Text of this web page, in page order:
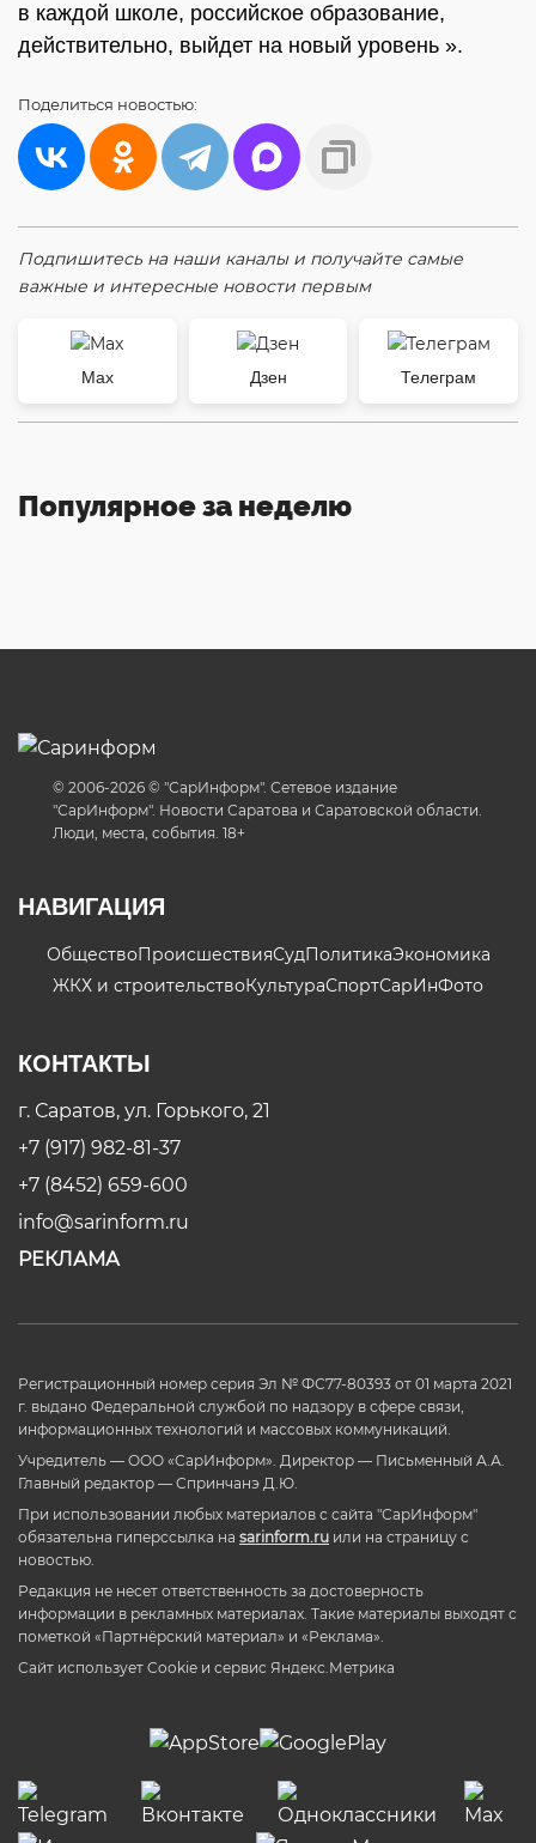
в каждой школе, российское образование,
действительно, выйдет на новый уровень ».
Поделиться новостью:
Подпишитесь на наши каналы и получайте самые
важные и интересные новости первым
Max Дзен Телеграм
Популярное за неделю
© 2006-2026 © "СарИнформ". Сетевое издание
"СарИнформ". Новости Саратова и Саратовской области.
Люди, места, события. 18+
НАВИГАЦИЯ
ОбществоПроисшествияСудПолитикаЭкономика
ЖКХ и строительствоКультураСпортСарИнФото
КОНТАКТЫ
г. Саратов, ул. Горького, 21
+7 (917) 982-81-37
+7 (8452) 659-600
info@sarinform.ru
РЕКЛАМА
Регистрационный номер серия Эл № ФС77-80393 от 01 марта 2021
г. выдано Федеральной службой по надзору в сфере связи,
информационных технологий и массовых коммуникаций.
Учредитель — ООО «СарИнформ». Директор — Письменный А.А.
Главный редактор — Спринчанэ Д.Ю.
При использовании любых материалов с сайта "СарИнформ"
обязательна гиперссылка на sarinform.ru или на страницу с
новостью.
Редакция не несет ответственность за достоверность
информации в рекламных материалах. Такие материалы выходят с
пометкой «Партнёрский материал» и «Реклама».
Сайт использует Cookie и сервиc Яндекс.Метрика